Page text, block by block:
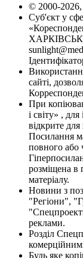
© 2000-2026,
Суб'єкт у
сайті,
При
і світу» ,
відкрите
Посилання
повного або
розміщена в
матеріалу.
Новини з
"Регіони",
реклами.
Розділ
Будь яке